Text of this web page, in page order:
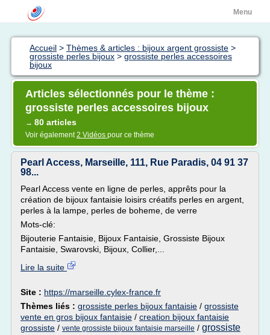
Menu
Accueil > Thèmes & articles : bijoux argent grossiste >
grossiste perles bijoux > grossiste perles accessoires
bijoux
Articles sélectionnés pour le thème :
grossiste perles accessoires bijoux
→ 80 articles
Voir également2 Vidéos pour ce thème
Pearl Access, Marseille, 111, Rue Paradis, 04 91 37
98...
Pearl Access vente en ligne de perles, apprêts pour la
création de bijoux fantaisie loisirs créatifs perles en argent,
perles à la lampe, perles de boheme, de verre
Mots-clé:
Bijouterie Fantaisie, Bijoux Fantaisie, Grossiste Bijoux
Fantaisie, Swarovski, Bijoux, Collier,...
Lire la suite
Site : https://marseille.cylex-france.fr
Thèmes liés : grossiste perles bijoux fantaisie / grossiste
vente en gros bijoux fantaisie / creation bijoux fantaisie
grossiste / vente grossiste bijoux fantaisie marseille / grossiste